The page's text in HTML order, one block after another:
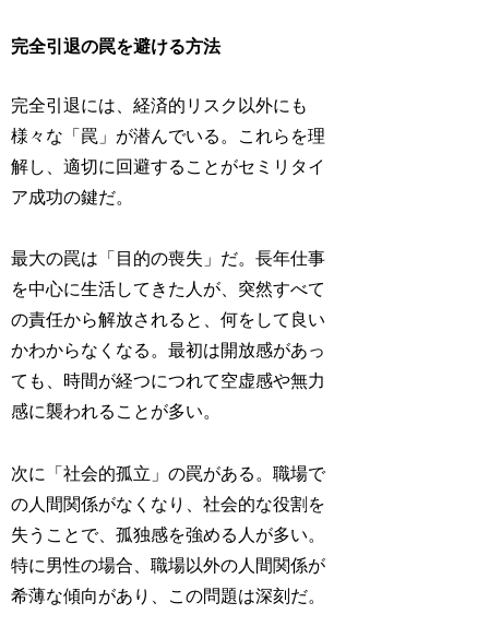
完全引退の罠を避ける方法
完全引退には、経済的リスク以外にも
様々な「罠」が潜んでいる。これらを理
解し、適切に回避することがセミリタイ
ア成功の鍵だ。
最大の罠は「目的の喪失」だ。長年仕事
を中心に生活してきた人が、突然すべて
の責任から解放されると、何をして良い
かわからなくなる。最初は開放感があっ
ても、時間が経つにつれて空虚感や無力
感に襲われることが多い。
次に「社会的孤立」の罠がある。職場で
の人間関係がなくなり、社会的な役割を
失うことで、孤独感を強める人が多い。
特に男性の場合、職場以外の人間関係が
希薄な傾向があり、この問題は深刻だ。